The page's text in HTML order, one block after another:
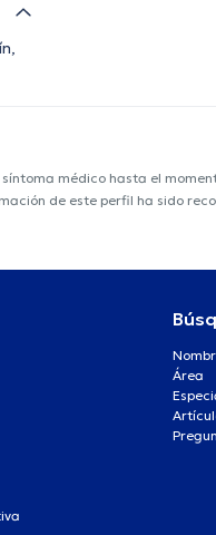
médico hasta el
de este perfil ha sido
Área